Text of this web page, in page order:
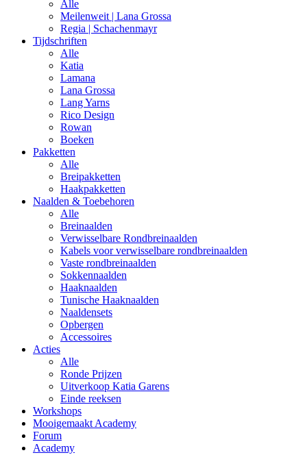
Alle
Meilenweit | Lana Grossa
Regia | Schachenmayr
Tijdschriften
Alle
Katia
Lamana
Lana Grossa
Lang Yarns
Rico Design
Rowan
Boeken
Pakketten
Alle
Breipakketten
Haakpakketten
Naalden & Toebehoren
Alle
Breinaalden
Verwisselbare Rondbreinaalden
Kabels voor verwisselbare rondbreinaalden
Vaste rondbreinaalden
Sokkennaalden
Haaknaalden
Tunische Haaknaalden
Naaldensets
Opbergen
Accessoires
Acties
Alle
Ronde Prijzen
Uitverkoop Katia Garens
Einde reeksen
Workshops
Mooigemaakt Academy
Forum
Academy